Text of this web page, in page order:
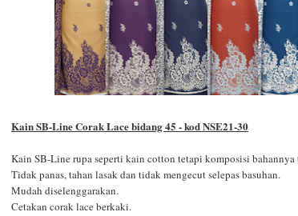
Kain SB-Line Corak Lace bidang 45 - kod NSE21-30
Kain SB-Line rupa seperti kain cotton tetapi komposisi bahannya
Tidak panas, tahan lasak dan tidak mengecut selepas basuhan.
Mudah diselenggarakan.
Cetakan corak lace berkaki.